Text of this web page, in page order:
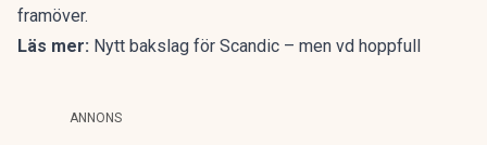
framöver.
Läs mer: Nytt bakslag för Scandic – men vd hoppfull
ANNONS